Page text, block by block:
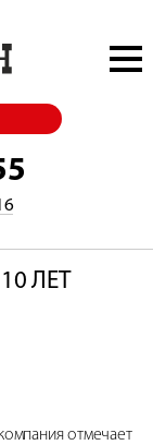
ЛЕТ
отмечает